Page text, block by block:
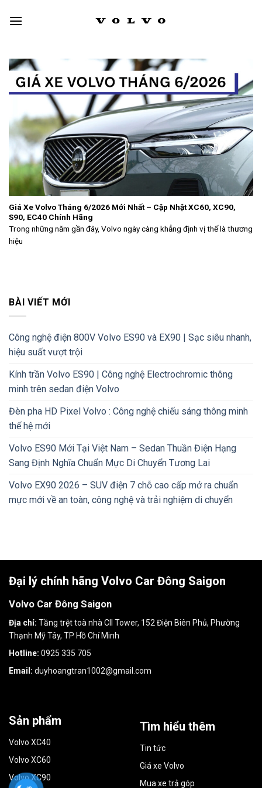
Giá Xe Volvo Tháng 6/2026 Mới Nhất – Cập Nhật XC60, XC90,
S90, EC40 Chính Hãng
Trong những năm gần đây, Volvo ngày càng khẳng định vị thế là thương
hiệu
BÀI VIẾT MỚI
Công nghệ điện 800V Volvo ES90 và EX90 | Sạc siêu nhanh,
hiệu suất vượt trội
Kính trần Volvo ES90 | Công nghệ Electrochromic thông
minh trên sedan điện Volvo
Đèn pha HD Pixel Volvo : Công nghệ chiếu sáng thông minh
thế hệ mới
Volvo ES90 Mới Tại Việt Nam – Sedan Thuần Điện Hạng
Sang Định Nghĩa Chuẩn Mực Di Chuyển Tương Lai
Volvo EX90 2026 – SUV điện 7 chỗ cao cấp mở ra chuẩn
mực mới về an toàn, công nghệ và trải nghiệm di chuyển
Đại lý chính hãng Volvo Car Đông Saigon
Volvo Car Đông Saigon
Địa chỉ: Tầng trệt toà nhà CII Tower, 152 Điện Biên Phủ, Phường
Thạnh Mỹ Tây, TP Hồ Chí Minh
Hotline: 0925 335 705
Email: duyhoangtran1002@gmail.com
Sản phẩm
Volvo XC40
Volvo XC60
Volvo XC90
Tìm hiểu thêm
Tin tức
Giá xe Volvo
Mua xe trả góp